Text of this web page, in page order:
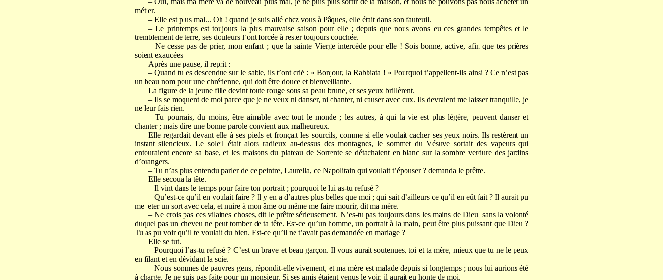
– Oui, mais ma mère va de nouveau plus mal, je ne puis plus sortir de la maison, et nous ne pouvons pas nous acheter un
métier.
– Elle est plus mal... Oh ! quand je suis allé chez vous à Pâques, elle était dans son fauteuil.
– Le printemps est toujours la plus mauvaise saison pour elle ; depuis que nous avons eu ces grandes tempêtes et le
tremblement de terre, ses douleurs l’ont forcée à rester toujours couchée.
– Ne cesse pas de prier, mon enfant ; que la sainte Vierge intercède pour elle ! Sois bonne, active, afin que tes prières
soient exaucées.
Après une pause, il reprit :
– Quand tu es descendue sur le sable, ils t’ont crié : « Bonjour, la Rabbiata ! » Pourquoi t’appellent-ils ainsi ? Ce n’est pas
un beau nom pour une chrétienne, qui doit être douce et bienveillante.
La figure de la jeune fille devint toute rouge sous sa peau brune, et ses yeux brillèrent.
– Ils se moquent de moi parce que je ne veux ni danser, ni chanter, ni causer avec eux. Ils devraient me laisser tranquille, je
ne leur fais rien.
– Tu pourrais, du moins, être aimable avec tout le monde ; les autres, à qui la vie est plus légère, peuvent danser et
chanter ; mais dire une bonne parole convient aux malheureux.
Elle regardait devant elle à ses pieds et fronçait les sourcils, comme si elle voulait cacher ses yeux noirs. Ils restèrent un
instant silencieux. Le soleil était alors radieux au-dessus des montagnes, le sommet du Vésuve sortait des vapeurs qui
entouraient encore sa base, et les maisons du plateau de Sorrente se détachaient en blanc sur la sombre verdure des jardins
d’orangers.
– Tu n’as plus entendu parler de ce peintre, Laurella, ce Napolitain qui voulait t’épouser ? demanda le prêtre.
Elle secoua la tête.
– Il vint dans le temps pour faire ton portrait ; pourquoi le lui as-tu refusé ?
– Qu’est-ce qu’il en voulait faire ? Il y en a d’autres plus belles que moi ; qui sait d’ailleurs ce qu’il en eût fait ? Il aurait pu
me jeter un sort avec cela, et nuire à mon âme ou même me faire mourir, dit ma mère.
– Ne crois pas ces vilaines choses, dit le prêtre sérieusement. N’es-tu pas toujours dans les mains de Dieu, sans la volonté
duquel pas un cheveu ne peut tomber de ta tête. Est-ce qu’un homme, un portrait à la main, peut être plus puissant que Dieu ?
Tu as pu voir qu’il te voulait du bien. Est-ce qu’il ne t’avait pas demandée en mariage ?
Elle se tut.
– Pourquoi l’as-tu refusé ? C’est un brave et beau garçon. Il vous aurait soutenues, toi et ta mère, mieux que tu ne le peux
en filant et en dévidant la soie.
– Nous sommes de pauvres gens, répondit-elle vivement, et ma mère est malade depuis si longtemps ; nous lui aurions été
à charge. Je ne suis pas faite pour un monsieur. Si ses amis étaient venus le voir, il aurait eu honte de moi.